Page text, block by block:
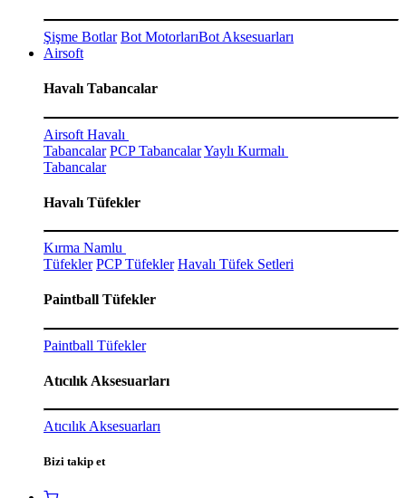
Şişme Botlar Bot MotorlarıBot Aksesuarları
Airsoft
Havalı Tabancalar
Airsoft Havalı
Tabancalar PCP TabancalarYaylı Kurmalı
Tabancalar
Havalı Tüfekler
Kırma Namlu
Tüfekler PCP Tüfekler Havalı Tüfek Setleri
Paintball Tüfekler
Paintball Tüfekler
Atıcılık Aksesuarları
Atıcılık Aksesuarları
Bizi takip et